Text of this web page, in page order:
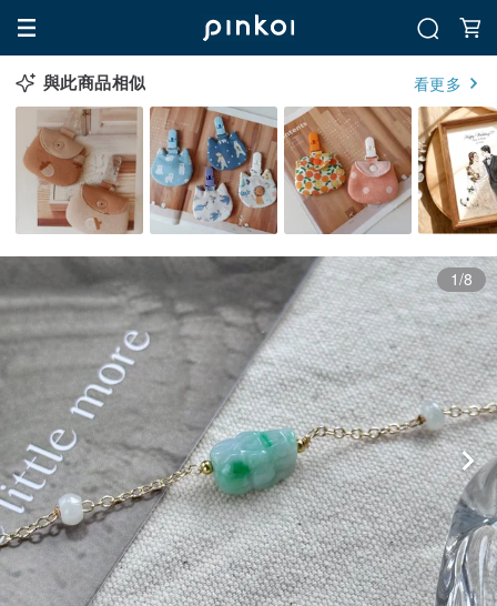
與此商品相似 看更多
1/8